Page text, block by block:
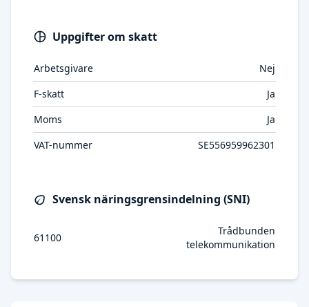
Uppgifter om skatt
Arbetsgivare
Nej
F-skatt
Ja
Moms
Ja
VAT-nummer
SE556959962301
Svensk näringsgrensindelning (SNI)
61100
Trådbunden
telekommunikation